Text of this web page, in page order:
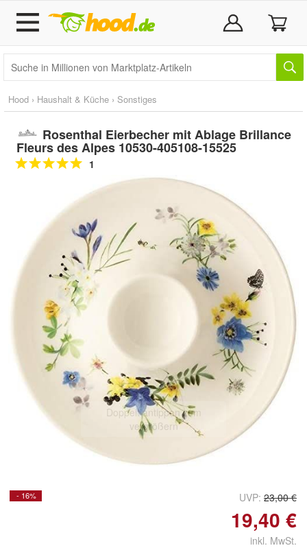
Hood › Haushalt & Küche › Sonstiges
Rosenthal Eierbecher mit Ablage Brillance
Fleurs des Alpes 10530-405108-15525
1
Doppelt antippen zum
vergrößern
- 16% UVP: 23,00 €
19,40 €
inkl. MwSt.